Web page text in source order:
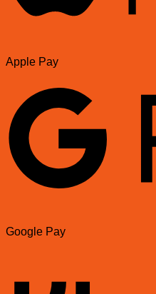
Apple Pay
Google Pay